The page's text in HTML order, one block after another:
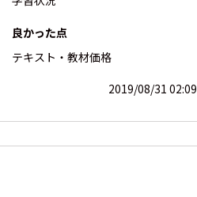
良かった点
テキスト・教材価格
2019/08/31 02:09